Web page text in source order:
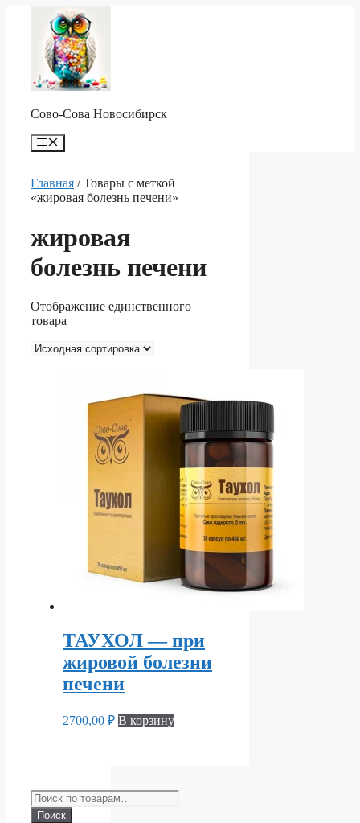
содержимому
Сово-Сова Новосибирск
Меню
Главная / Товары с меткой
«жировая болезнь печени»
жировая
болезнь печени
Отображение единственного
товара
ТАУХОЛ — при
жировой болезни
печени
2700,00 ₽ В корзину
Искать:
Поиск